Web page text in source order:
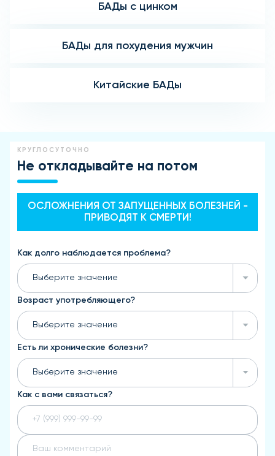
БАДы с цинком
БАДы для похудения мужчин
Китайские БАДы
КРУГЛОСУТОЧНО
Не откладывайте на потом
ОСЛОЖНЕНИЯ ОТ ЗАПУЩЕННЫХ БОЛЕЗНЕЙ -
ПРИВОДЯТ К СМЕРТИ!
Как долго наблюдается проблема?
Выберите значение
Возраст употребляющего?
Выберите значение
Есть ли хронические болезни?
Выберите значение
Как с вами связаться?